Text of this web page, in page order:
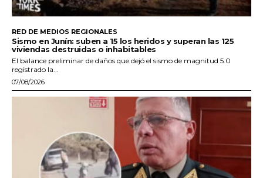
RED DE MEDIOS REGIONALES
Sismo en Junín: suben a 15 los heridos y superan las 125
viviendas destruidas o inhabitables
El balance preliminar de daños que dejó el sismo de magnitud 5.0
registrado la...
07/08/2026